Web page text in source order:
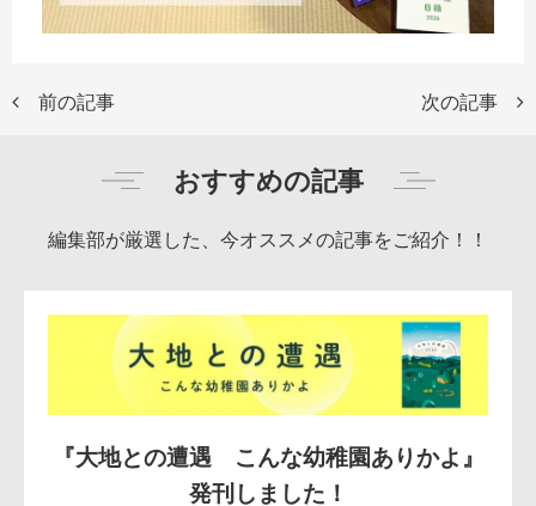
前の記事 次の記事
おすすめの記事
編集部が厳選した、今オススメの記事をご紹介！！
『大地との遭遇 こんな幼稚園ありかよ』
発刊しました！